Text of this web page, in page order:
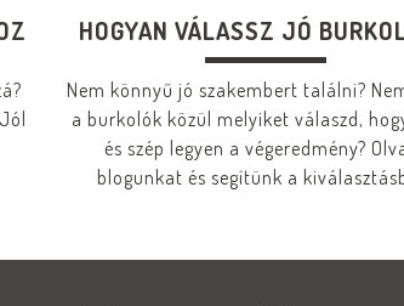
HOGYAN VÁLASSZ JÓ
Nem könnyű jó szakembert találni?
a burkolók közül melyiket válaszd,
és szép legyen a végeredmény?
blogunkat és segítünk a